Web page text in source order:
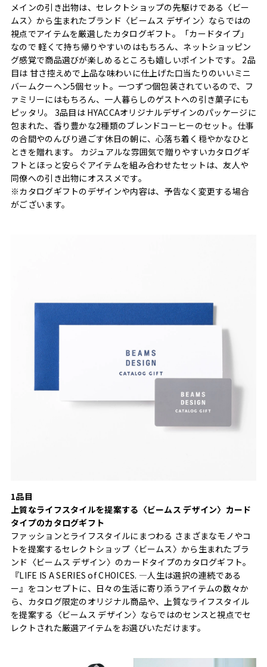
メインの引き出物は、セレクトショップの先駆けである〈ビー
ムス〉から生まれたブランド〈ビームス デザイン〉ならではの
視点でアイテムを厳選したカタログギフト。「カードタイプ」
なので 軽くて持ち帰りやすいのはもちろん、ネットショッピン
グ感覚で商品選びが楽しめるところも嬉しいポイントです。 2品
目は 甘さ控えめで上品な味わいに仕上げた口当たりのいいミニ
バームクーヘン5個セット。一つずつ個包装されているので、フ
ァミリーにはもちろん、一人暮らしのゲストへの引き菓子にも
ピッタリ。 3品目は HYACCAオリジナルデザインのパッケージに
包まれた、香り豊かな2種類のブレンドコーヒーのセット。仕事
の合間やのんびり過ごす休日の朝に、心落ち着く穏やかなひと
ときを贈れます。 カジュアルな雰囲気で贈りやすいカタログギ
フトとほっと安らぐアイテムを組み合わせたセットは、友人や
同僚への引き出物にオススメです。
※カタログギフトのデザインや内容は、予告なく変更する場合
がございます。
1品目
上質なライフスタイルを提案する〈ビームス デザイン〉カード
タイプのカタログギフト
ファッションとライフスタイルにまつわる さまざまなモノやコ
トを提案するセレクトショップ〈ビームス〉から生まれたブラ
ンド〈ビームス デザイン〉のカードタイプのカタログギフト。
『LIFE IS A SERIES of CHOICES. —人生は選択の連続である
ー』をコンセプトに、日々の生活に寄り添うアイテムの数々か
ら、カタログ限定のオリジナル商品や、上質なライフスタイル
を提案する〈ビームス デザイン〉ならではのセンスと視点でセ
レクトされた厳選アイテムをお選びいただけます。